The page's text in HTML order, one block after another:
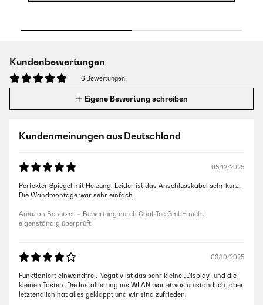
Kundenbewertungen
6 Bewertungen
Eigene Bewertung schreiben
Kundenmeinungen aus Deutschland
05/12/2025
Perfekter Spiegel mit Heizung. Leider ist das Anschlusskabel sehr kurz.
Die Wandmontage war sehr einfach.
Amazon Benutzer – Bewertung durch Chal-Tec GmbH nicht
eigenständig überprüft
03/10/2025
Funktioniert einwandfrei. Negativ ist das sehr kleine „Display“ und die
kleinen Tasten. Die Installierung ins WLAN war etwas umständlich, aber
letztendlich hat alles geklappt und wir sind zufrieden.